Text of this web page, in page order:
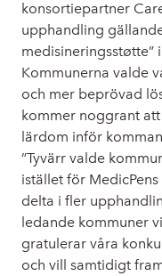
konsortiepartner
upphandling
medisineringsstøtte”
Kommunerna valde
och mer beprövad
kommer noggrant
lärdom inför
”Tyvärr valde
istället för
delta i fler
ledande kommuner
gratulerar våra
och vill samtidigt